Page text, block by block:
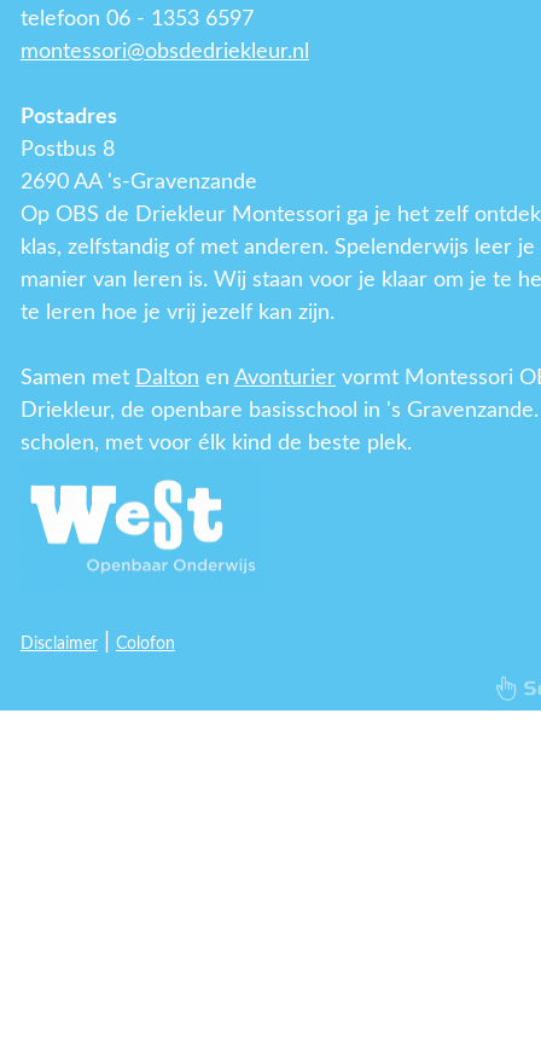
telefoon 06 - 1353 6597
montessori@obsdedriekleur.nl
Postadres
Postbus 8
2690 AA 's-Gravenzande
Op OBS de Driekleur Montessori ga je het zelf
klas, zelfstandig of met anderen. Spelenderwijs leer
manier van leren is. Wij staan voor je klaar om je te
te leren hoe je vrij jezelf kan zijn.
Samen met Dalton en Avonturiervormt Montessori
Driekleur, de openbare basisschool in 's
scholen, met voor élk kind de beste plek.
Disclaimer| Colofon